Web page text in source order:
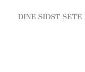
DINE SIDST SETE